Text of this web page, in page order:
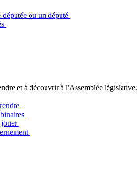
ou un député
et à découvrir à l'Assemblée législative.
jouer